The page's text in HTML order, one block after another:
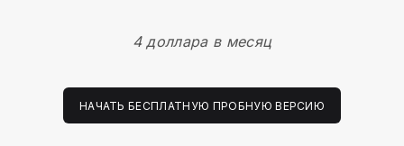
4 доллара в месяц
НАЧАТЬ БЕСПЛАТНУЮ ПРОБНУЮ ВЕРСИЮ